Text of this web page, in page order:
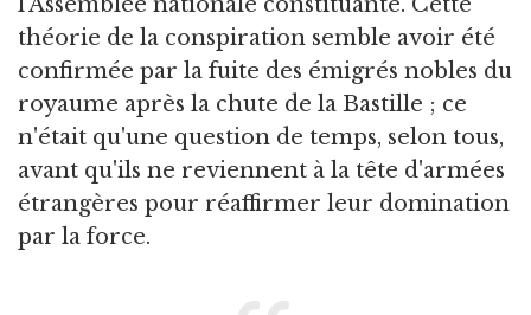
théorie de la conspiration semble avoir été
confirmée par la fuite des émigrés nobles du
royaume après la chute de la Bastille ; ce
n'était qu'une question de temps, selon tous,
avant qu'ils ne reviennent à la tête d'armées
étrangères pour réaffirmer leur domination
par la force.